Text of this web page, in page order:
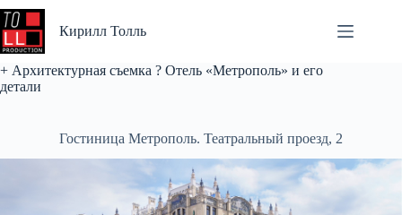
Перейти
к
Кирилл Толль
+ Архитектурная съемка ? Отель «Метрополь» и его
детали
Гостиница Метрополь. Театральный проезд, 2